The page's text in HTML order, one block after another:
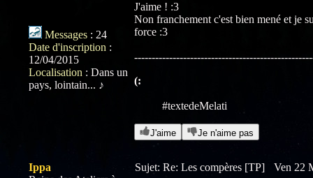
Messages : 24
Date d'inscription :
12/04/2015
Localisation : Dans un
pays, lointain... ♪
J'aime ! :3
Non franchement c'est bien mené et je
force :3
(:
#textedeMelati
J'aime Je n'aime pas
Ippa
Sujet: Re: Les compères [TP] Ven 22